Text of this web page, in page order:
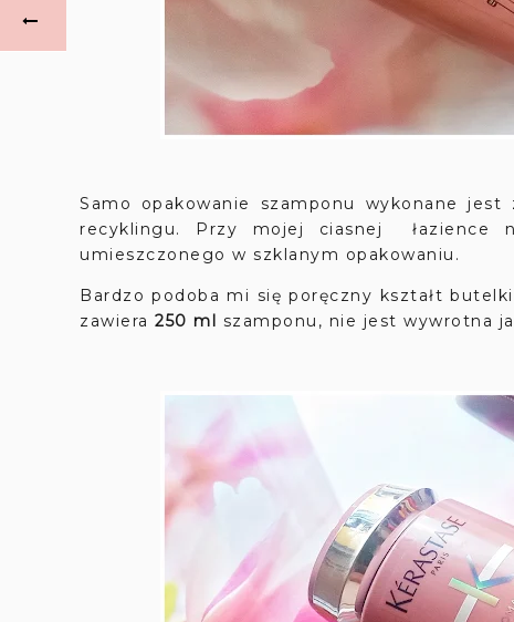
Samo opakowanie szamponu wykonane
recyklingu. Przy mojej ciasnej łazience
umieszczonego w szklanym opakowaniu.
Bardzo podoba mi się poręczny kształt
zawiera 250 ml szamponu, nie jest wywrotna